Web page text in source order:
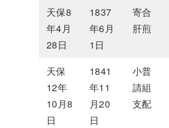
天保8
年4月
28日
1837
年6月
1日
寄合
肝煎
天保
12年
10月8
日
1841
年11
月20
日
小普
請組
支配